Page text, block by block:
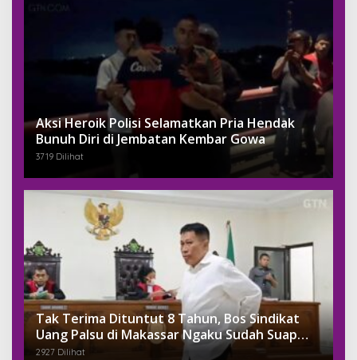
Aksi Heroik Polisi Selamatkan Pria Hendak
Bunuh Diri di Jembatan Kembar Gowa
3719 Dilihat
Tak Terima Dituntut 8 Tahun, Bos Sindikat
Uang Palsu di Makassar Ngaku Sudah Suap
Jaksa Dengan Miliaran
2927 Dilihat